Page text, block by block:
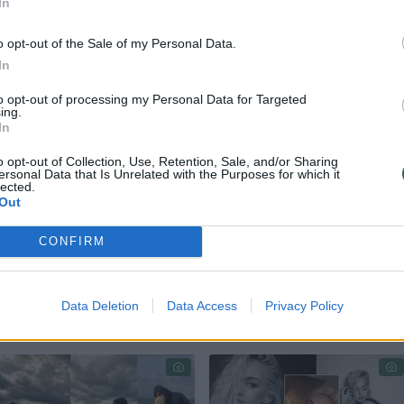
opt-out of the Sale of my Personal Data.
opt-out of processing my Personal Data for Targeted
opt-out of Collection, Use, Retention, Sale, and/or Sharing
Data that Is Unrelated with the Purposes for which it
CONFIRM
Data Deletion Data Access Privacy Policy
reguliariai atlikite echoskopiją. Labai svarbu
– kalbėjo O. Pikul.
atsakingai rūpinasi savo sveikata, todėl